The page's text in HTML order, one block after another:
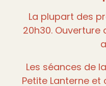
La plupart des
20h30.
Les séances de
Petite Lanterne et